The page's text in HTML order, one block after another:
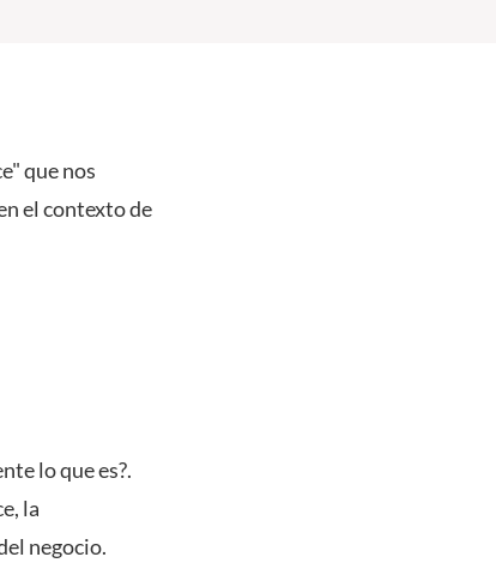
que nos
el contexto de
lo que es?.
la
negocio.